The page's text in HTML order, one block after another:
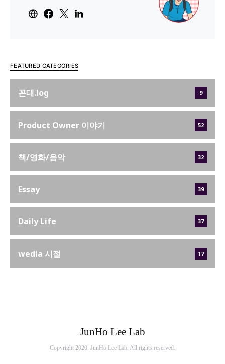
FEATURED CATEGORIES
꼰대.log 9
Product Owner 이야기 52
책/영화/음악 32
Essay 39
Daily Life 37
wedia 시절 17
JunHo Lee Lab
Copyright 2020. JunHo Lee Lab. All rights reserved.